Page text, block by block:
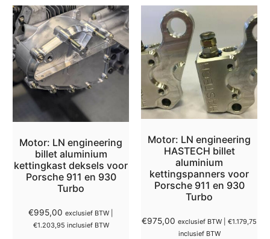
Motor: LN engineering
billet aluminium
kettingkast deksels voor
Porsche 911 en 930
Turbo
€995,00 exclusief BTW |
€1.203,95 inclusief BTW
Motor: LN engineering
HASTECH billet
aluminium
kettingspanners voor
Porsche 911 en 930
Turbo
€975,00 exclusief BTW | €1.179,75
inclusief BTW